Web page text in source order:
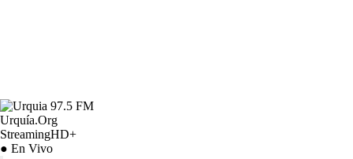
Urquía.Org
StreamingHD+
● En Vivo